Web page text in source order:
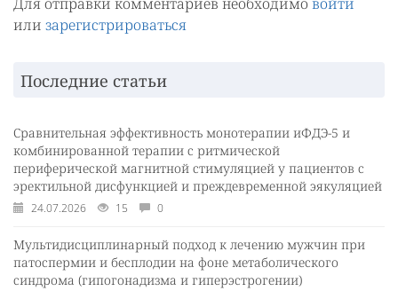
или зарегистрироваться
Последние статьи
Сравнительная эффективность монотерапии иФДЭ-5 и
комбинированной терапии с ритмической
периферической магнитной стимуляцией у пациентов с
эректильной дисфункцией и преждевременной эякуляцией
24.07.2026 15 0
Мультидисциплинарный подход к лечению мужчин при
патоспермии и бесплодии на фоне метаболического
синдрома (гипогонадизма и гиперэстрогении)